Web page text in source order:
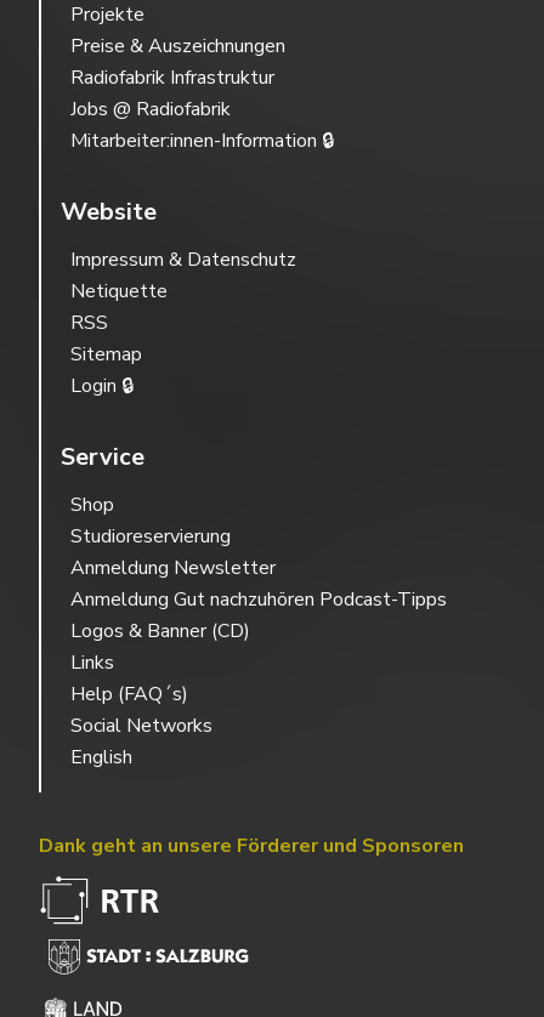
Projekte
Preise & Auszeichnungen
Radiofabrik Infrastruktur
Jobs @ Radiofabrik
Mitarbeiter:innen-Information 🔒
Website
Impressum & Datenschutz
Netiquette
RSS
Sitemap
Login 🔒
Service
Shop
Studioreservierung
Anmeldung Newsletter
Anmeldung Gut nachzuhören Podcast-Tipps
Logos & Banner (CD)
Links
Help (FAQ´s)
Social Networks
English
Dank geht an unsere Förderer und Sponsoren